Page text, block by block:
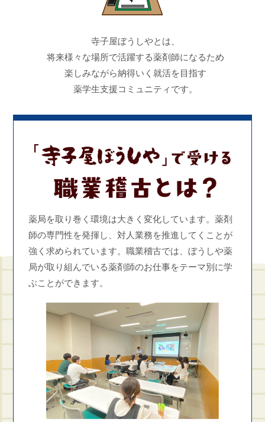
寺子屋ぼうしやとは、
将来様々な場所で活躍する薬剤師になるため
楽しみながら納得いく就活を目指す
薬学生支援コミュニティです。
薬局を取り巻く環境は大きく変化しています。薬剤
師の​専門性を発揮し、対人業務を推進してくことが
強く求め​られています。職業稽古では、ぼうしや薬
局が取り組ん​でいる薬剤師のお仕事をテーマ別に学
ぶことができま​す。